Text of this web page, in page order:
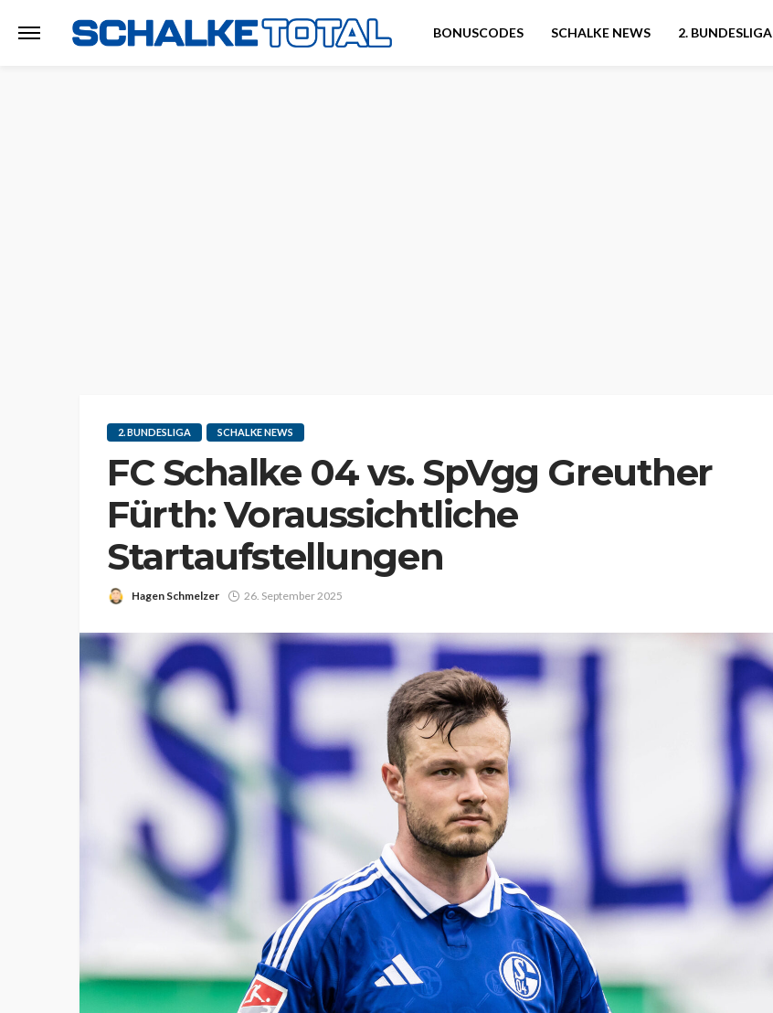
BONUSCODES SCHALKE NEWS 2. BUNDESLIGA
2. BUNDESLIGA SCHALKE NEWS
FC Schalke 04 vs. SpVgg Greuther
Fürth: Voraussichtliche
Startaufstellungen
Hagen Schmelzer 26. September 2025